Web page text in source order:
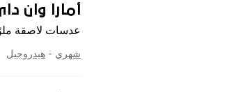
أمارا وان
عدسات لاصقة
شهري - هيدروجيل